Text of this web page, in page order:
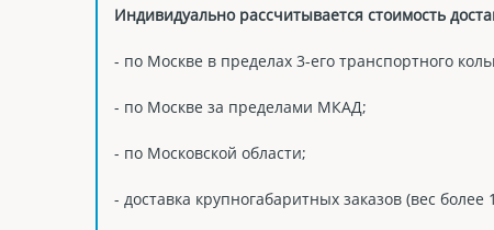
Индивидуально рассчитывается стоимость
- по Москве в пределах 3-его транспортного
- по Москве за пределами МКАД;
- по Московской области;
- доставка крупногабаритных заказов (вес